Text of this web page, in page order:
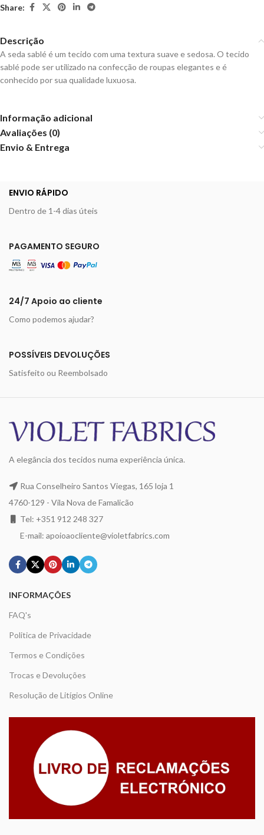
Share:
Descrição
A seda sablé é um tecido com uma textura suave e sedosa. O tecido
sablé pode ser utilizado na confecção de roupas elegantes e é
conhecido por sua qualidade luxuosa.
Informação adicional
Avaliações (0)
Envio & Entrega
ENVIO RÁPIDO
Dentro de 1-4 dias úteis
PAGAMENTO SEGURO
24/7 Apoio ao cliente
Como podemos ajudar?
POSSÍVEIS DEVOLUÇÕES
Satisfeito ou Reembolsado
A elegância dos tecidos numa experiência única.
Rua Conselheiro Santos Viegas, 165 loja 1
4760-129 - Vila Nova de Famalicão
Tel: +351 912 248 327
E-mail: apoioaocliente@violetfabrics.com
INFORMAÇÕES
FAQ's
Politica de Privacidade
Termos e Condições
Trocas e Devoluções
Resolução de Litígios Online